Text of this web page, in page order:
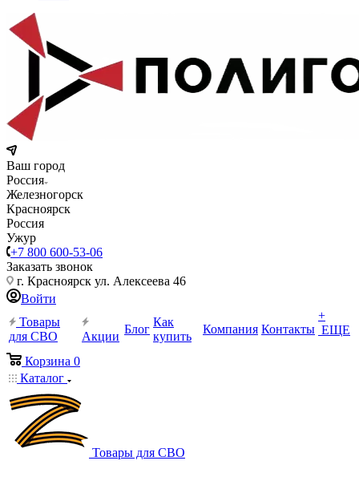
Ваш город
Россия
Железногорск
Красноярск
Россия
Ужур
+7 800 600-53-06
Заказать звонок
г. Красноярск ул. Алексеева 46
Войти
Товары
для СВО
Акции
Блог
Как
купить
Компания Контакты
+
ЕЩЕ
Корзина 0
Каталог
Товары для СВО